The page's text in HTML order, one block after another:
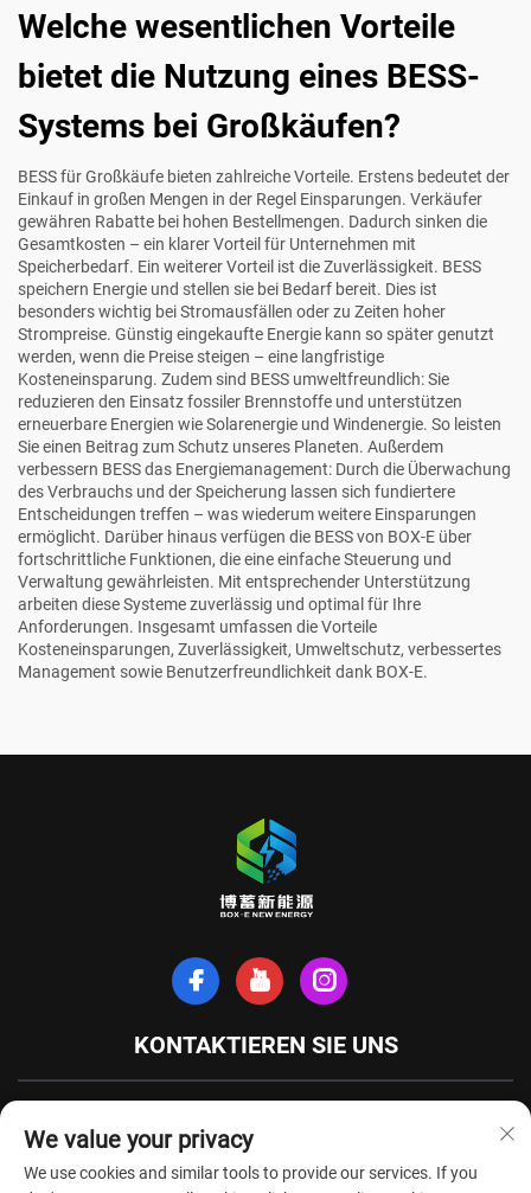
Welche wesentlichen Vorteile
bietet die Nutzung eines BESS-
Systems bei Großkäufen?
BESS für Großkäufe bieten zahlreiche Vorteile. Erstens bedeutet der
Einkauf in großen Mengen in der Regel Einsparungen. Verkäufer
gewähren Rabatte bei hohen Bestellmengen. Dadurch sinken die
Gesamtkosten – ein klarer Vorteil für Unternehmen mit
Speicherbedarf. Ein weiterer Vorteil ist die Zuverlässigkeit. BESS
speichern Energie und stellen sie bei Bedarf bereit. Dies ist
besonders wichtig bei Stromausfällen oder zu Zeiten hoher
Strompreise. Günstig eingekaufte Energie kann so später genutzt
werden, wenn die Preise steigen – eine langfristige
Kosteneinsparung. Zudem sind BESS umweltfreundlich: Sie
reduzieren den Einsatz fossiler Brennstoffe und unterstützen
erneuerbare Energien wie Solarenergie und Windenergie. So leisten
Sie einen Beitrag zum Schutz unseres Planeten. Außerdem
verbessern BESS das Energiemanagement: Durch die Überwachung
des Verbrauchs und der Speicherung lassen sich fundiertere
Entscheidungen treffen – was wiederum weitere Einsparungen
ermöglicht. Darüber hinaus verfügen die BESS von BOX-E über
fortschrittliche Funktionen, die eine einfache Steuerung und
Verwaltung gewährleisten. Mit entsprechender Unterstützung
arbeiten diese Systeme zuverlässig und optimal für Ihre
Anforderungen. Insgesamt umfassen die Vorteile
Kosteneinsparungen, Zuverlässigkeit, Umweltschutz, verbessertes
Management sowie Benutzerfreundlichkeit dank BOX-E.
KONTAKTIEREN SIE UNS
We value your privacy
We use cookies and similar tools to provide our services. If you